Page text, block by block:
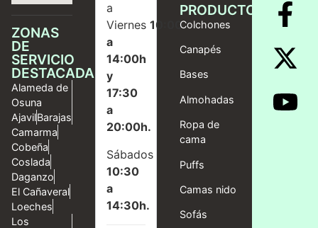
ZONAS
DE
SERVICIO
DESTACADAS
Alameda de
Osuna
AjavilBarajas
Camarma
Cobeña
Coslada
Daganzo
El Cañaveral
Loeches
Los
a
Viernes10:00
a
14:00h
y
17:30
a
20:00h.
Sábados
10:30
a
14:30h.
PRODUCTOS
Colchones
Canapés
Bases
Almohadas
Ropa de
cama
Puffs
Camas nido
Sofás